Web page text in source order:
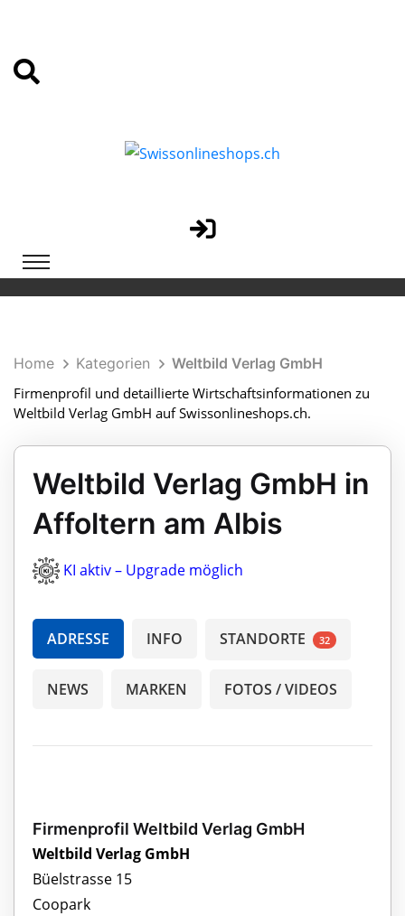
Home Kategorien
Weltbild Verlag GmbH
Firmenprofil und detaillierte Wirtschaftsinformationen zu
Weltbild Verlag GmbH auf Swissonlineshops.ch.
Weltbild Verlag GmbH in
Affoltern am Albis
KI aktiv – Upgrade möglich
ADRESSE INFO STANDORTE 32
NEWS MARKEN FOTOS / VIDEOS
Firmenprofil Weltbild Verlag GmbH
Weltbild Verlag GmbH
Büelstrasse 15
Coopark